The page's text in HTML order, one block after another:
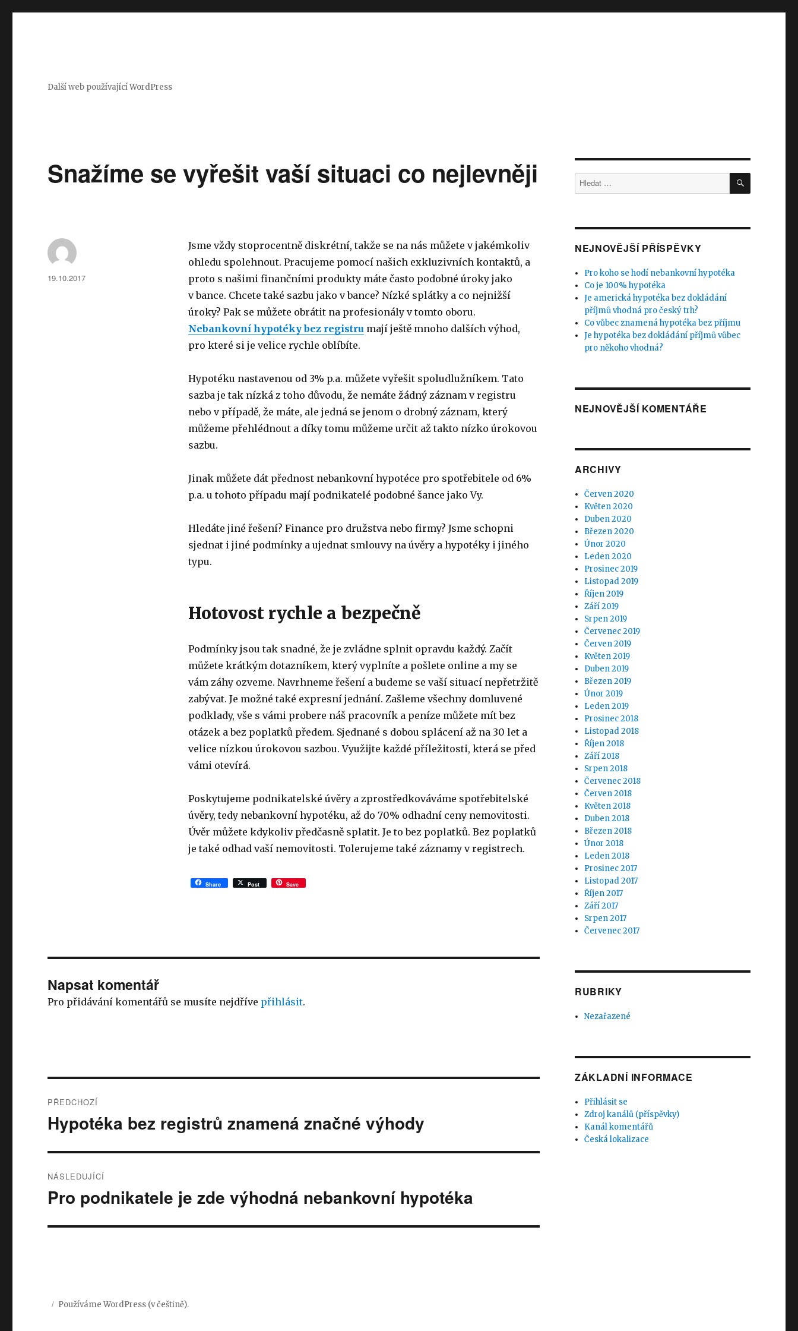
Další web používající WordPress
Snažíme se vyřešit vaší situaci co nejlevněji
Jsme vždy stoprocentně diskrétní, takže se na nás můžete v jakémkoliv
ohledu spolehnout. Pracujeme pomocí našich exkluzivních kontaktů, a
proto s našimi finančními produkty máte často podobné úroky jako
v bance. Chcete také sazbu jako v bance? Nízké splátky a co nejnižší
úroky? Pak se můžete obrátit na profesionály v tomto oboru.
Nebankovní hypotéky bez registrumají ještě mnoho dalších výhod,
pro které si je velice rychle oblíbíte.
Hypotéku nastavenou od 3% p.a. můžete vyřešit spoludlužníkem. Tato
sazba je tak nízká z toho důvodu, že nemáte žádný záznam v registru
nebo v případě, že máte, ale jedná se jenom o drobný záznam, který
můžeme přehlédnout a díky tomu můžeme určit až takto nízko úrokovou
sazbu.
Jinak můžete dát přednost nebankovní hypotéce pro spotřebitele od 6%
p.a. u tohoto případu mají podnikatelé podobné šance jako Vy.
Hledáte jiné řešení? Finance pro družstva nebo firmy? Jsme schopni
sjednat i jiné podmínky a ujednat smlouvy na úvěry a hypotéky i jiného
typu.
Hotovost rychle a bezpečně
Podmínky jsou tak snadné, že je zvládne splnit opravdu každý. Začít
můžete krátkým dotazníkem, který vyplníte a pošlete online a my se
vám záhy ozveme. Navrhneme řešení a budeme se vaší situací nepřetržitě
zabývat. Je možné také expresní jednání. Zašleme všechny domluvené
podklady, vše s vámi probere náš pracovník a peníze můžete mít bez
otázek a bez poplatků předem. Sjednané s dobou splácení až na 30 let a
velice nízkou úrokovou sazbou. Využijte každé příležitosti, která se před
vámi otevírá.
Poskytujeme podnikatelské úvěry a zprostředkováváme spotřebitelské
úvěry, tedy nebankovní hypotéku, až do 70% odhadní ceny nemovitosti.
Úvěr můžete kdykoliv předčasně splatit. Je to bez poplatků. Bez poplatků
je také odhad vaší nemovitosti. Tolerujeme také záznamy v registrech.
Share Post Save
Autor:
Publikováno:
19.10.2017
Napsat komentář
Pro přidávání komentářů se musíte nejdříve přihlásit.
pro
PŘEDCHOZÍ
Předchozí
příspěvek:
Hypotéka bez registrů znamená značné výhody
NÁSLEDUJÍCÍ
Následující
příspěvek:
Pro podnikatele je zde výhodná nebankovní hypotéka
Hledat: HLEDÁNÍ
NEJNOVĚJŠÍ PŘÍSPĚVKY
Pro koho se hodí nebankovní hypotéka
Co je 100% hypotéka
Je americká hypotéka bez dokládání
příjmů vhodná pro český trh?
Co vůbec znamená hypotéka bez příjmu
Je hypotéka bez dokládání příjmů vůbec
pro někoho vhodná?
NEJNOVĚJŠÍ KOMENTÁŘE
ARCHIVY
Červen 2020
Květen 2020
Duben 2020
Březen 2020
Únor 2020
Leden 2020
Prosinec 2019
Listopad 2019
Říjen 2019
Září 2019
Srpen 2019
Červenec 2019
Červen 2019
Květen 2019
Duben 2019
Březen 2019
Únor 2019
Leden 2019
Prosinec 2018
Listopad 2018
Říjen 2018
Září 2018
Srpen 2018
Červenec 2018
Červen 2018
Květen 2018
Duben 2018
Březen 2018
Únor 2018
Leden 2018
Prosinec 2017
Listopad 2017
Říjen 2017
Září 2017
Srpen 2017
Červenec 2017
RUBRIKY
Nezařazené
ZÁKLADNÍ INFORMACE
Přihlásit se
Zdroj kanálů (příspěvky)
Kanál komentářů
Česká lokalizace
Používáme WordPress (v češtině).